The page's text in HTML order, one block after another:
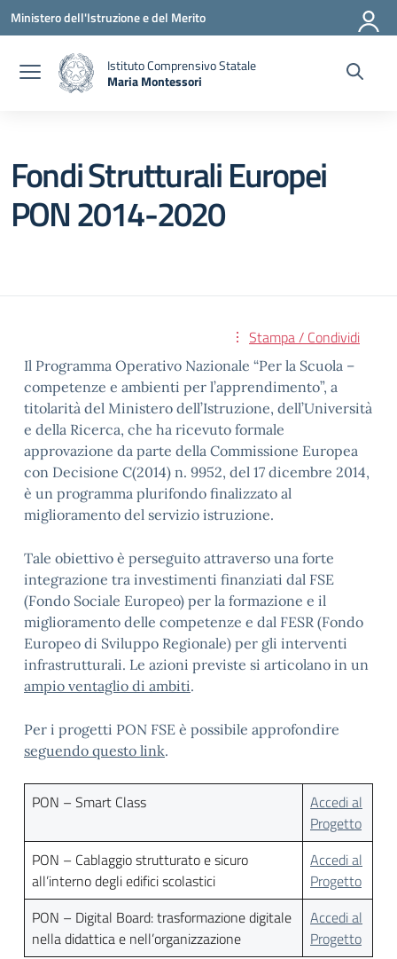
Vai ai contenuti
Vai al menu di navigazione
Vai al footer
Ministero dell'Istruzione e del Merito
Istituto Comprensivo Statale
Maria Montessori
Fondi Strutturali Europei
PON 2014-2020
Stampa / Condividi
Il Programma Operativo Nazionale “Per la Scuola –
competenze e ambienti per l’apprendimento”, a
titolarità del Ministero dell’Istruzione, dell’Università
e della Ricerca, che ha ricevuto formale
approvazione da parte della Commissione Europea
con Decisione C(2014) n. 9952, del 17 dicembre 2014,
è un programma plurifondo finalizzato al
miglioramento del servizio istruzione.
Tale obiettivo è perseguito attraverso una forte
integrazione tra investimenti finanziati dal FSE
(Fondo Sociale Europeo) per la formazione e il
miglioramento delle competenze e dal FESR (Fondo
Europeo di Sviluppo Regionale) per gli interventi
infrastrutturali. Le azioni previste si articolano in un
ampio ventaglio di ambiti.
Per i progetti PON FSE è possibile approfondire
seguendo questo link.
PON – Smart Class
Accedi al
Progetto
PON – Cablaggio strutturato e sicuro
all’interno degli edifici scolastici
Accedi al
Progetto
PON – Digital Board: trasformazione digitale
nella didattica e nell’organizzazione
Accedi al
Progetto